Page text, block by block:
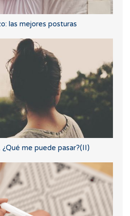
las mejores posturas
me puede pasar?(II)